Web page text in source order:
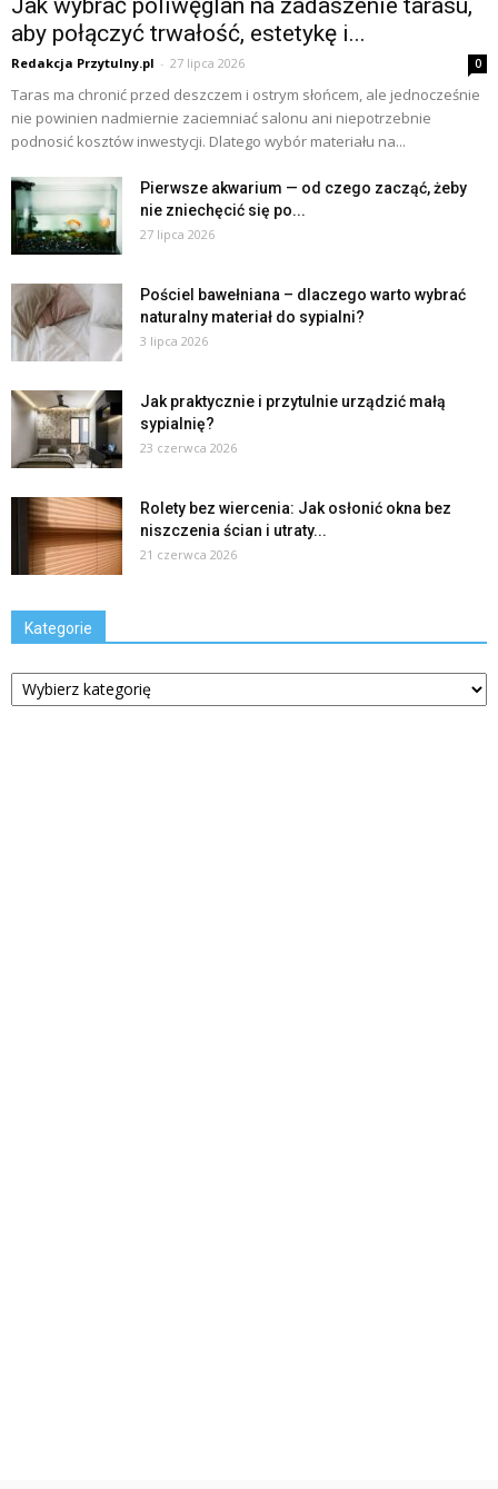
aby połączyć trwałość, estetykę i...
Redakcja Przytulny.pl - 27 lipca 2026 0
Taras ma chronić przed deszczem i ostrym słońcem, ale jednocześnie
nie powinien nadmiernie zaciemniać salonu ani niepotrzebnie
podnosić kosztów inwestycji. Dlatego wybór materiału na...
Pierwsze akwarium — od czego zacząć, żeby
nie zniechęcić się po...
27 lipca 2026
Pościel bawełniana – dlaczego warto wybrać
naturalny materiał do sypialni?
3 lipca 2026
Jak praktycznie i przytulnie urządzić małą
sypialnię?
23 czerwca 2026
Rolety bez wiercenia: Jak osłonić okna bez
niszczenia ścian i utraty...
21 czerwca 2026
Kategorie
Kategorie